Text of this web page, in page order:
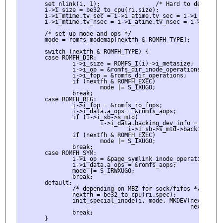
set_nlink(i, 1);                /* Hard to
       i->i_size = be32_to_cpu(ri.size);
i->i_mtime.tv_sec = i->i_atime.tv_sec = i-
i->i_mtime.tv_nsec = i->i_atime.tv_nsec = i-
       /* set up mode and ops */
       mode = romfs_modemap[nextfh & ROMFH_TYPE];
       switch (nextfh & ROMFH_TYPE) {
       case ROMFH_DIR:
               i->i_size = ROMFS_I(i)->i_metasize;
               i->i_op = &romfs_dir_inode_operations;
               i->i_fop = &romfs_dir_operations;
               if (nextfh & ROMFH_EXEC)
                       mode |= S_IXUGO;
               break;
       case ROMFH_REG:
               i->i_fop = &romfs_ro_fops;
               i->i_data.a_ops = &romfs_aops;
               if (i->i_sb->s_mtd)
                       i->i_data.backing_dev_info =
i->i_sb->s_mtd-
               if (nextfh & ROMFH_EXEC)
                       mode |= S_IXUGO;
               break;
       case ROMFH_SYM:
               i->i_op = &page_symlink_inode_operations;
               i->i_data.a_ops = &romfs_aops;
               mode |= S_IRWXUGO;
               break;
       default:
               /* depending on MBZ for sock/fifos */
               nextfh = be32_to_cpu(ri.spec);
init_special_inode(i, mode, MKDEV(nextfh
nextfh &
               break;
       }